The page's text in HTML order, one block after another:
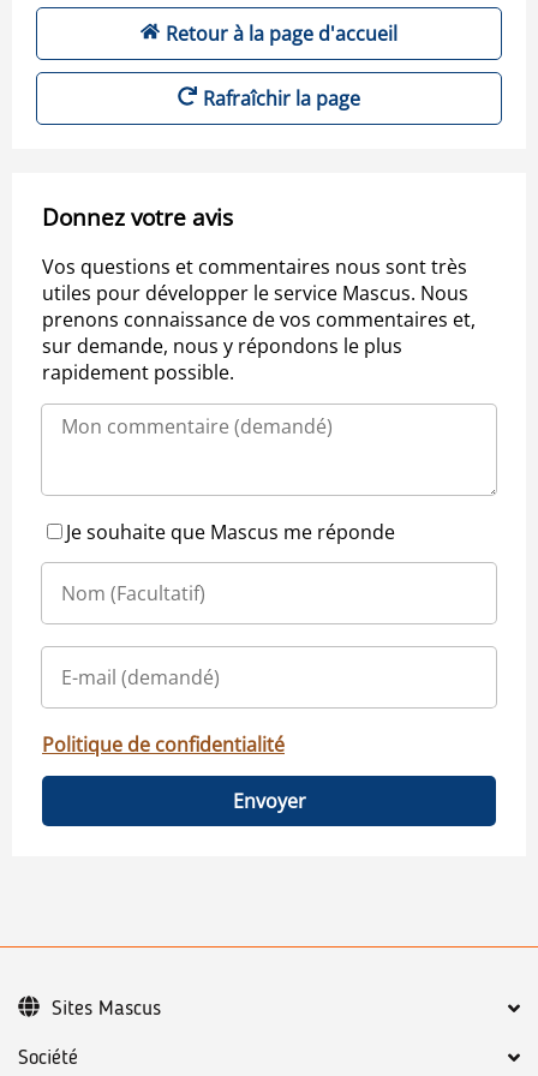
Retour à la page d'accueil
Rafraîchir la page
Donnez votre avis
Vos questions et commentaires nous sont très
utiles pour développer le service Mascus. Nous
prenons connaissance de vos commentaires et,
sur demande, nous y répondons le plus
rapidement possible.
Je souhaite que Mascus me réponde
Politique de confidentialité
Envoyer
Société
Sites Mascus